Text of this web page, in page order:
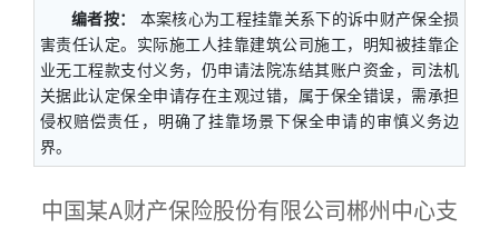
编者按：
本案核心为工程挂靠关系下的诉中财产保全损
害责任认定。实际施工人挂靠建筑公司施工，明知被挂靠企
业无工程款支付义务，仍申请法院冻结其账户资金，司法机
关据此认定保全申请存在主观过错，属于保全错误，需承担
侵权赔偿责任，明确了挂靠场景下保全申请的审慎义务边
界。
中国某A财产保险股份有限公司郴州中心支